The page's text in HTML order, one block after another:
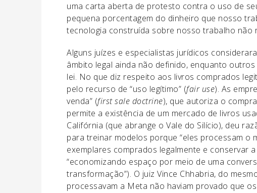
uma carta aberta de protesto contra o uso de
pequena porcentagem do dinheiro que nosso
tecnologia construída sobre nosso trabalho não
Alguns juízes e especialistas jurídicos
âmbito legal ainda não definido, enquanto
lei. No que diz respeito aos livros comprados
pelo recurso de “uso legítimo” (fair use). As
venda” (first sale doctrine), que autoriza o
permite a existência de um mercado de livros
Califórnia (que abrange o Vale do Silício), deu
para treinar modelos porque “eles processam
exemplares comprados legalmente e conservar
“economizando espaço por meio de uma
transformação”). O juiz Vince Chhabria, do
processavam a Meta não haviam provado que